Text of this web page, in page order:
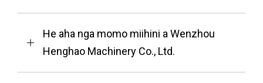
He aha nga momo miihini a Wenzhou
Henghao Machinery Co., Ltd.